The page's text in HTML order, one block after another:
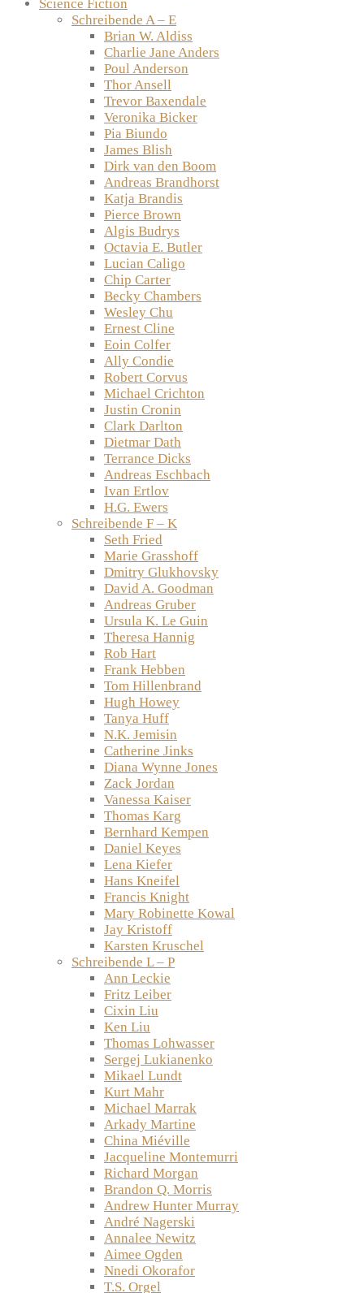
Science Fiction
Schreibende A – E
Brian W. Aldiss
Charlie Jane Anders
Poul Anderson
Thor Ansell
Trevor Baxendale
Veronika Bicker
Pia Biundo
James Blish
Dirk van den Boom
Andreas Brandhorst
Katja Brandis
Pierce Brown
Algis Budrys
Octavia E. Butler
Lucian Caligo
Chip Carter
Becky Chambers
Wesley Chu
Ernest Cline
Eoin Colfer
Ally Condie
Robert Corvus
Michael Crichton
Justin Cronin
Clark Darlton
Dietmar Dath
Terrance Dicks
Andreas Eschbach
Ivan Ertlov
H.G. Ewers
Schreibende F – K
Seth Fried
Marie Grasshoff
Dmitry Glukhovsky
David A. Goodman
Andreas Gruber
Ursula K. Le Guin
Theresa Hannig
Rob Hart
Frank Hebben
Tom Hillenbrand
Hugh Howey
Tanya Huff
N.K. Jemisin
Catherine Jinks
Diana Wynne Jones
Zack Jordan
Vanessa Kaiser
Thomas Karg
Bernhard Kempen
Daniel Keyes
Lena Kiefer
Hans Kneifel
Francis Knight
Mary Robinette Kowal
Jay Kristoff
Karsten Kruschel
Schreibende L – P
Ann Leckie
Fritz Leiber
Cixin Liu
Ken Liu
Thomas Lohwasser
Sergej Lukianenko
Mikael Lundt
Kurt Mahr
Michael Marrak
Arkady Martine
China Miéville
Jacqueline Montemurri
Richard Morgan
Brandon Q. Morris
Andrew Hunter Murray
André Nagerski
Annalee Newitz
Aimee Ogden
Nnedi Okorafor
T.S. Orgel